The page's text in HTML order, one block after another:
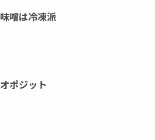
味噌は冷凍派
オポジット